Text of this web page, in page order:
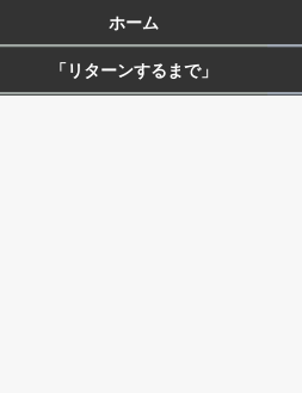
ホーム
「リターンするまで」